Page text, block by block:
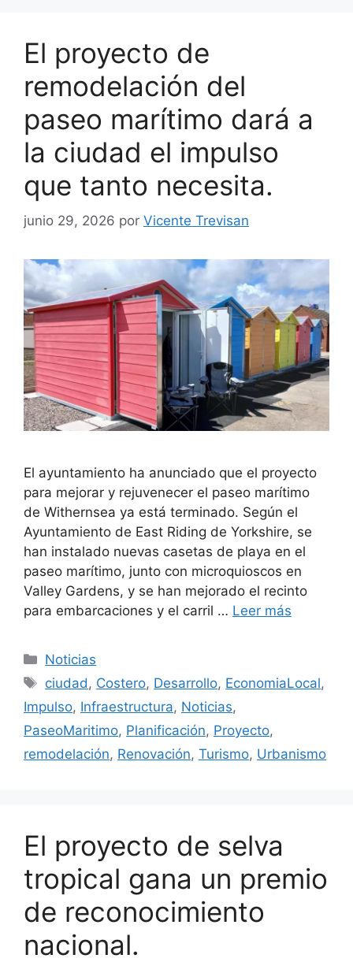
El proyecto de
remodelación del
paseo marítimo dará a
la ciudad el impulso
que tanto necesita.
junio 29, 2026 por Vicente Trevisan
El ayuntamiento ha anunciado que el proyecto
para mejorar y rejuvenecer el paseo marítimo
de Withernsea ya está terminado. Según el
Ayuntamiento de East Riding de Yorkshire, se
han instalado nuevas casetas de playa en el
paseo marítimo, junto con microquioscos en
Valley Gardens, y se han mejorado el recinto
para embarcaciones y el carril … Leer más
Categorías
Noticias
Etiquetas
ciudad, Costero, Desarrollo, EconomiaLocal,
Impulso, Infraestructura, Noticias,
PaseoMaritimo, Planificación, Proyecto,
remodelación, Renovación, Turismo, Urbanismo
El proyecto de selva
tropical gana un premio
de reconocimiento
nacional.